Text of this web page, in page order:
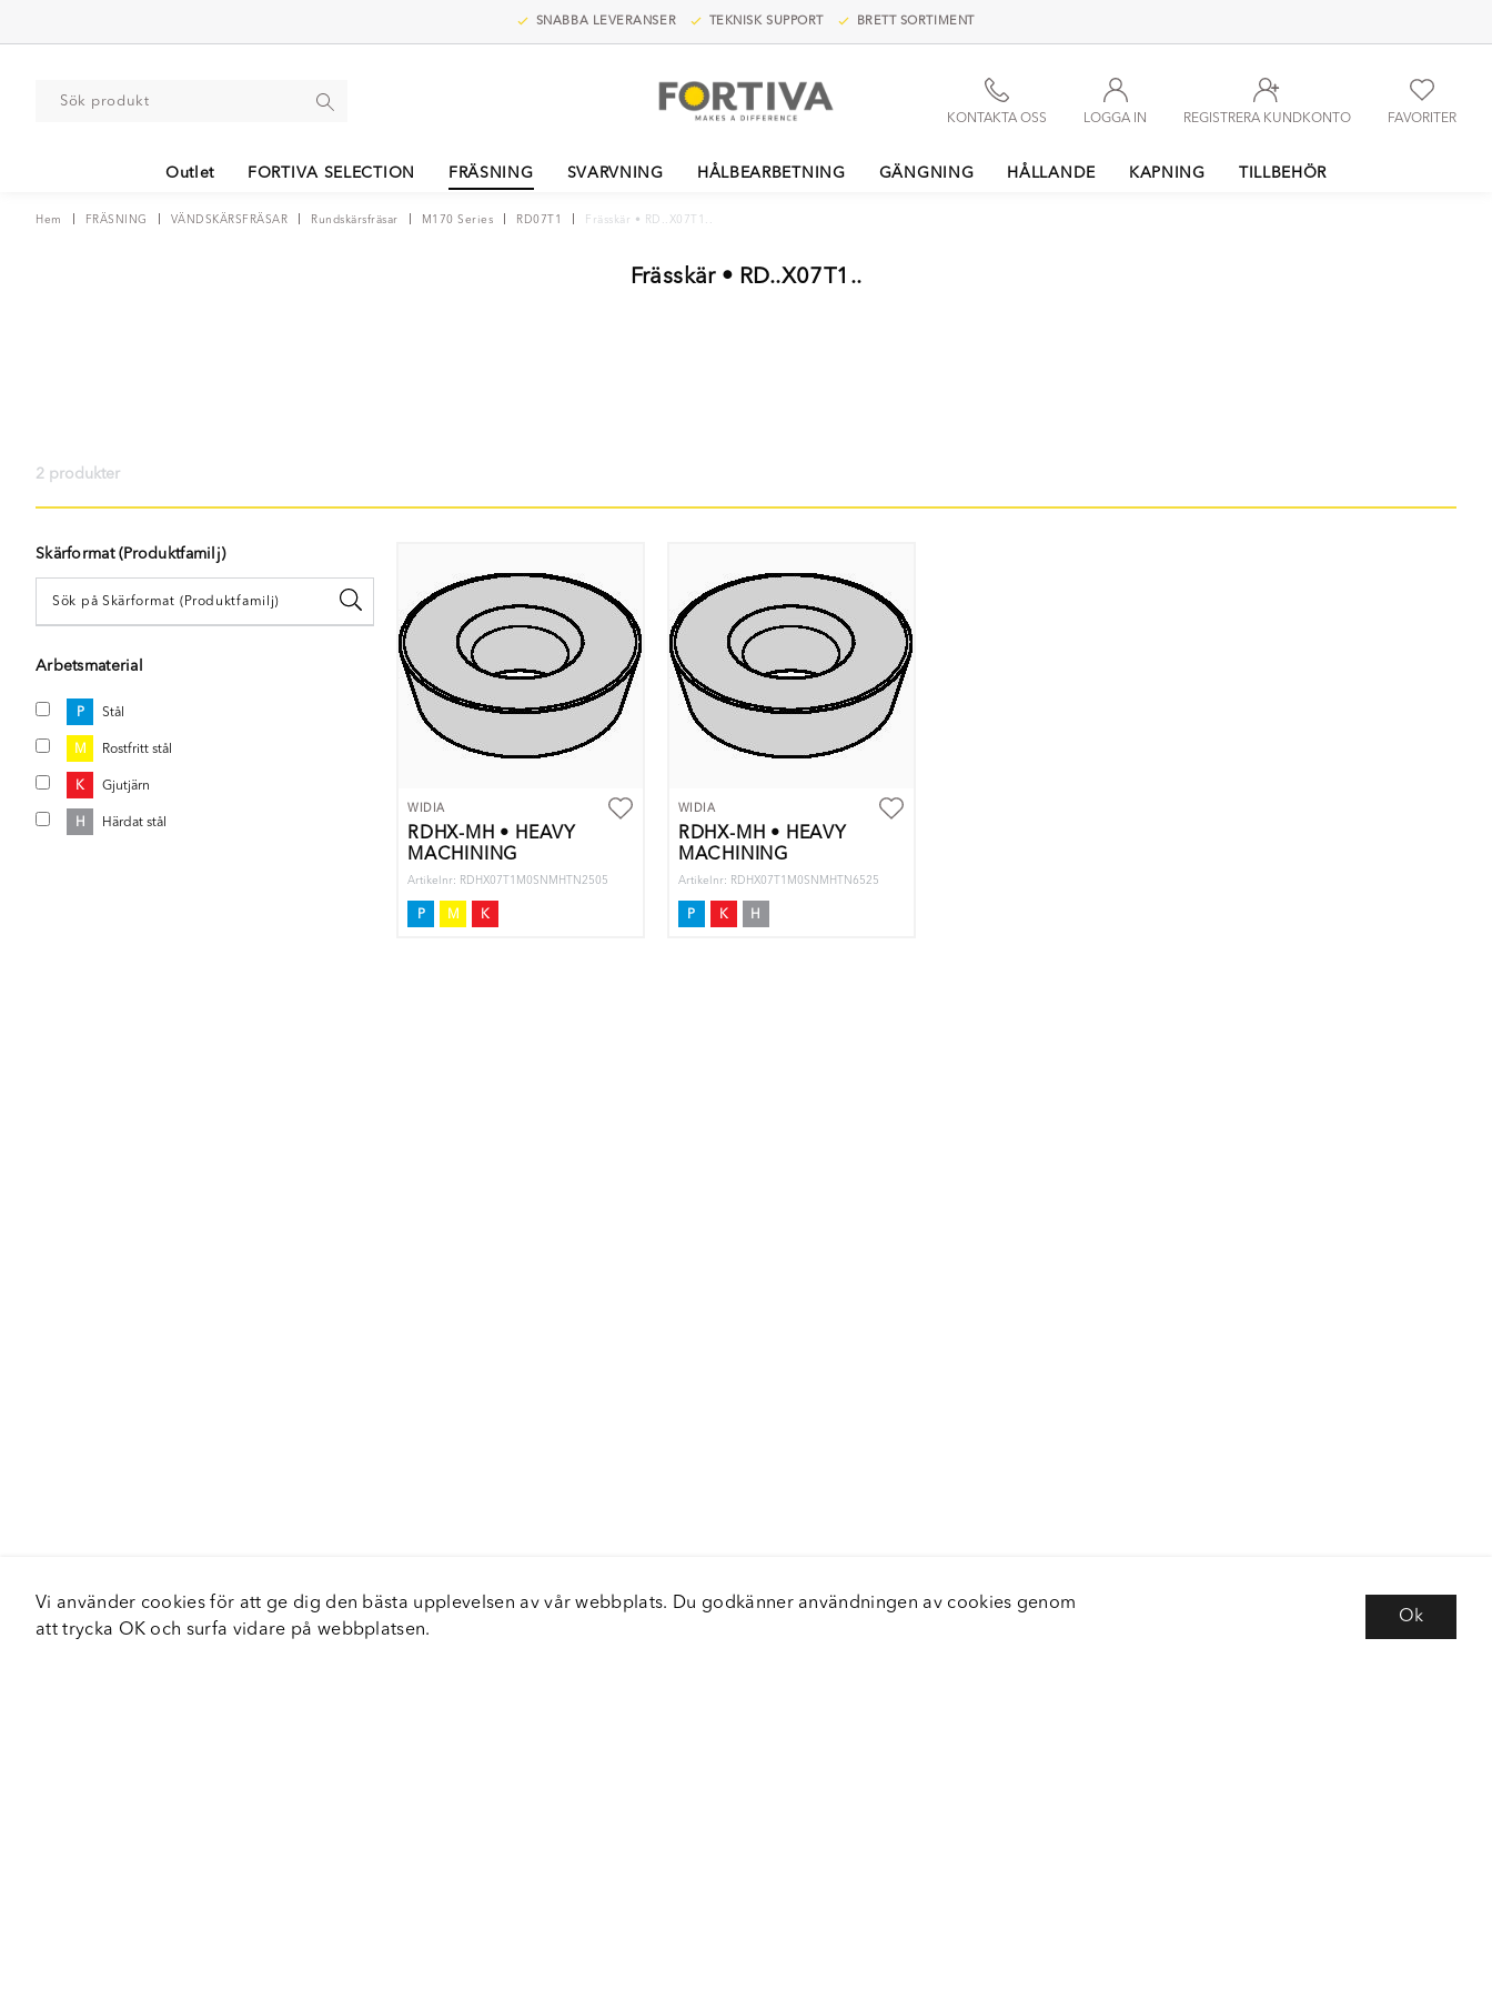
SNABBA LEVERANSER TEKNISK SUPPORT BRETT SORTIMENT
FAVORITER
REGISTRERA KUNDKONTO
LOGGA IN
KONTAKTA OSS
Outlet FORTIVA SELECTION FRÄSNING SVARVNING HÅLBEARBETNING GÄNGNING HÅLLANDE KAPNING TILLBEHÖR
Hem FRÄSNING VÄNDSKÄRSFRÄSAR Rundskärsfräsar M170 Series RD07T1 Frässkär • RD..X07T1..
Frässkär • RD..X07T1..
2 produkter
Skärformat (Produktfamilj)
Arbetsmaterial
P Stål
M Rostfritt stål
K Gjutjärn
H Härdat stål
WIDIA
RDHX-MH • HEAVY
MACHINING
Artikelnr: RDHX07T1M0SNMHTN2505
P M K
WIDIA
RDHX-MH • HEAVY
MACHINING
Artikelnr: RDHX07T1M0SNMHTN6525
P K H
Vi använder cookies för att ge dig den bästa upplevelsen av vår webbplats. Du godkänner användningen av cookies genom
att trycka OK och surfa vidare på webbplatsen.
Ok